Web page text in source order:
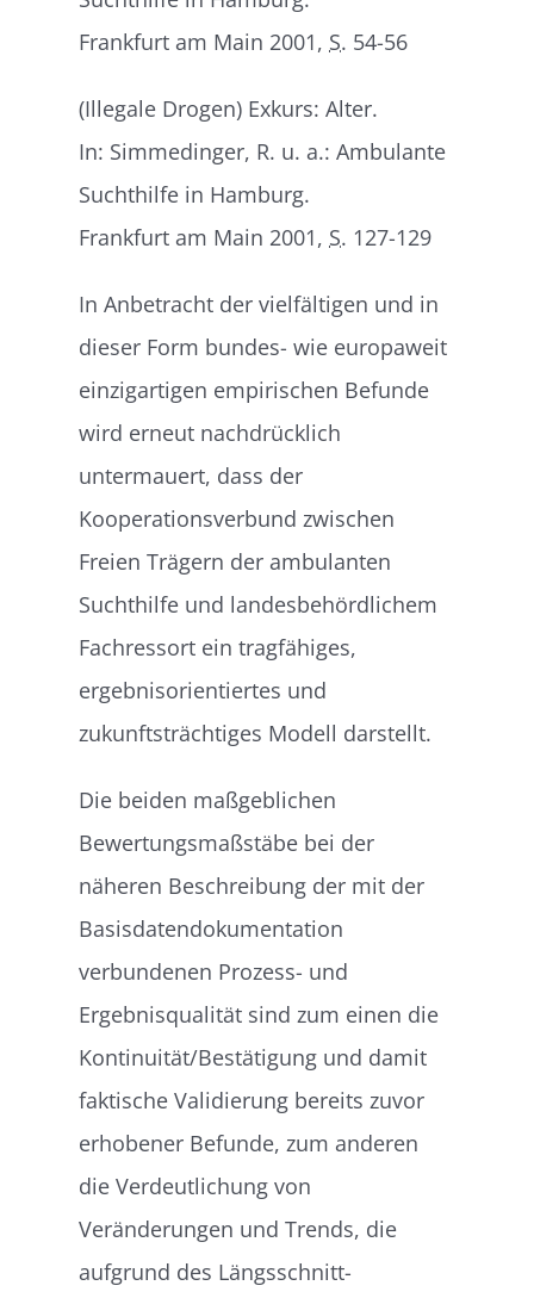
Frankfurt am Main 2001, S. 54-56
(Illegale Drogen) Exkurs: Alter.
In: Simmedinger, R. u. a.: Ambulante
Suchthilfe in Hamburg.
Frankfurt am Main 2001, S. 127-129
In Anbetracht der vielfältigen und in
dieser Form bundes- wie europaweit
einzigartigen empirischen Befunde
wird erneut nachdrücklich
untermauert, dass der
Kooperationsverbund zwischen
Freien Trägern der ambulanten
Suchthilfe und landesbehördlichem
Fachressort ein tragfähiges,
ergebnisorientiertes und
zukunftsträchtiges Modell darstellt.
Die beiden maßgeblichen
Bewertungsmaßstäbe bei der
näheren Beschreibung der mit der
Basisdatendokumentation
verbundenen Prozess- und
Ergebnisqualität sind zum einen die
Kontinuität/Bestätigung und damit
faktische Validierung bereits zuvor
erhobener Befunde, zum anderen
die Verdeutlichung von
Veränderungen und Trends, die
aufgrund des Längsschnitt-